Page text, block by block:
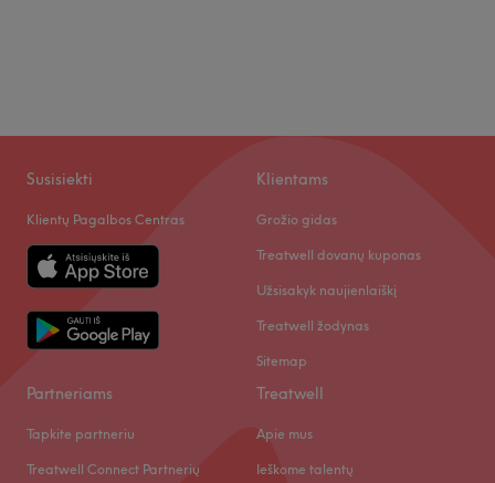
Susisiekti
Klientų Pagalbos Centras
Klientams
Grožio gidas
Treatwell dovanų kuponas
Užsisakyk naujienlaiškį
Treatwell žodynas
Sitemap
Partneriams
Tapkite partneriu
Treatwell Connect Partnerių
Treatwell
Apie mus
Ieškome talentų